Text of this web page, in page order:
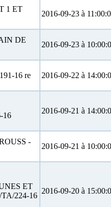
1 ET
2016-09-23 à
DE
2016-09-23 à
16 re 2016-09-22 à
16
2016-09-21 à
-
2016-09-21 à
ET
224-16
2016-09-20 à